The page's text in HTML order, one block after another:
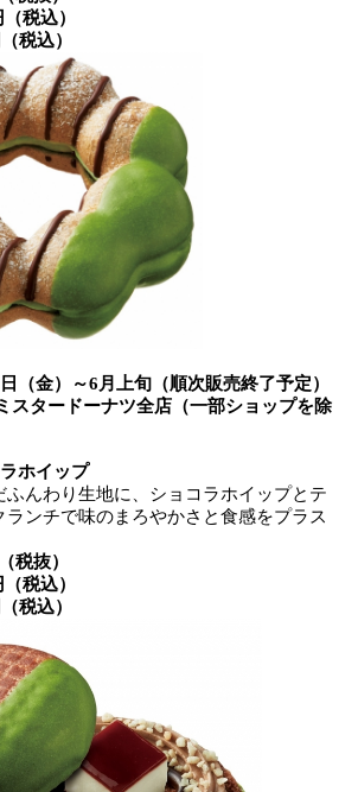
税込）
税込）
（金）～6月上旬（順次販売終了予定）
スタードーナツ全店（一部ショップを除
ホイップ
ふんわり生地に、ショコラホイップとテ
ランチで味のまろやかさと食感をプラス
抜）
税込）
税込）